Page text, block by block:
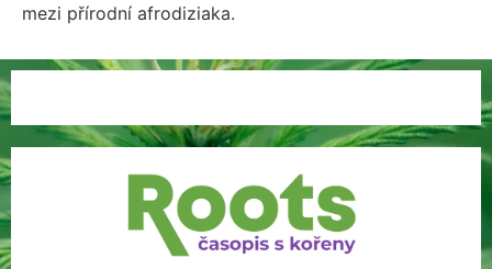
mezi přírodní afrodiziaka.